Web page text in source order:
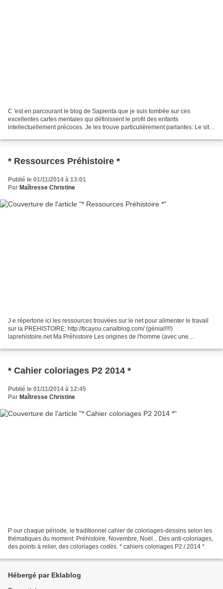
C 'est en parcourant le blog de Sapienta que je suis tombée sur ces
excellentes cartes mentales qui définissent le profil des enfants
intellectuellement précoces. Je les trouve particulièrement parlantes: Le site
* Ressources Préhistoire *
Publié le 01/11/2014 à 13:01
Par Maîtresse Christine
J e répertorie ici les ressources trouvées sur le net pour alimenter le travail
sur la PREHISTOIRE: http://ticayou.canalblog.com/ (génial!!!!)
laprehistoire.net Ma Préhistoire Les origines de l'homme (avec une
* Cahier coloriages P2 2014 *
Publié le 01/11/2014 à 12:45
Par Maîtresse Christine
P our chaque période, le traditionnel cahier de coloriages-dessins selon les
thématiques du moment: Préhistoire, Novembre, Noël... Des anti-coloriages,
des points à relier, des coloriages codés. * cahiers coloriages P2 / 2014 *
Hébergé par Eklablog